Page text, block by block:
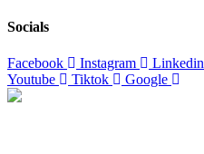
Socials
Facebook Instagram Linkedin
Youtube
Tiktok Google